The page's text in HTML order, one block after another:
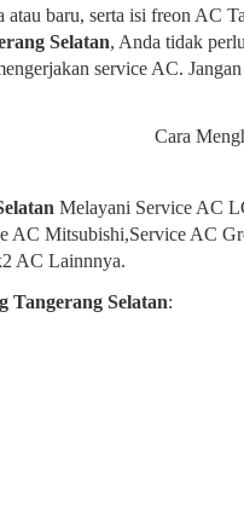
atau baru, serta isi freon AC
Selatan, Anda tidak
service AC.
Cara
Melayani Service AC
AC Mitsubishi,Service AC
AC Lainnnya.
Tangerang Selatan: